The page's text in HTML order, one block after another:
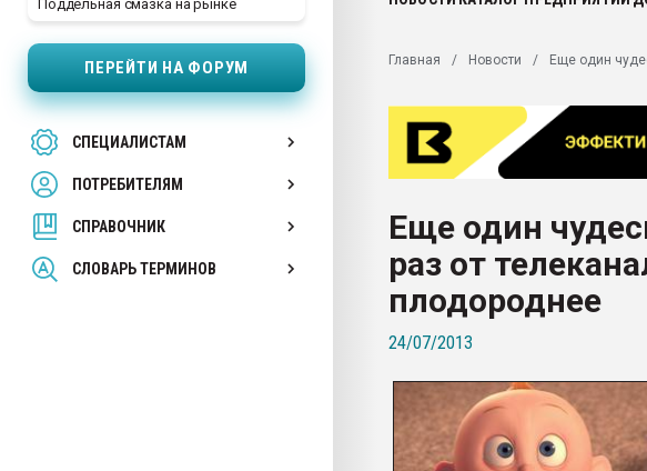
Поддельная смазка на рынке
ПЕРЕЙТИ НА ФОРУМ
СПЕЦИАЛИСТАМ
ПОТРЕБИТЕЛЯМ
СПРАВОЧНИК
СЛОВАРЬ ТЕРМИНОВ
Вакуум-формовочные машины:
28.07.2026 Автоматизация выходит на
первый план в переработке
пластмасс
ситуацией на строительном рынке
Всё, что касается выдува ПЭТ
бутылок
ПЕРЕЙТИ НА ФОРУМ
Главная Новости Еще один
Еще один
раз от
плодороднее
24/07/2013